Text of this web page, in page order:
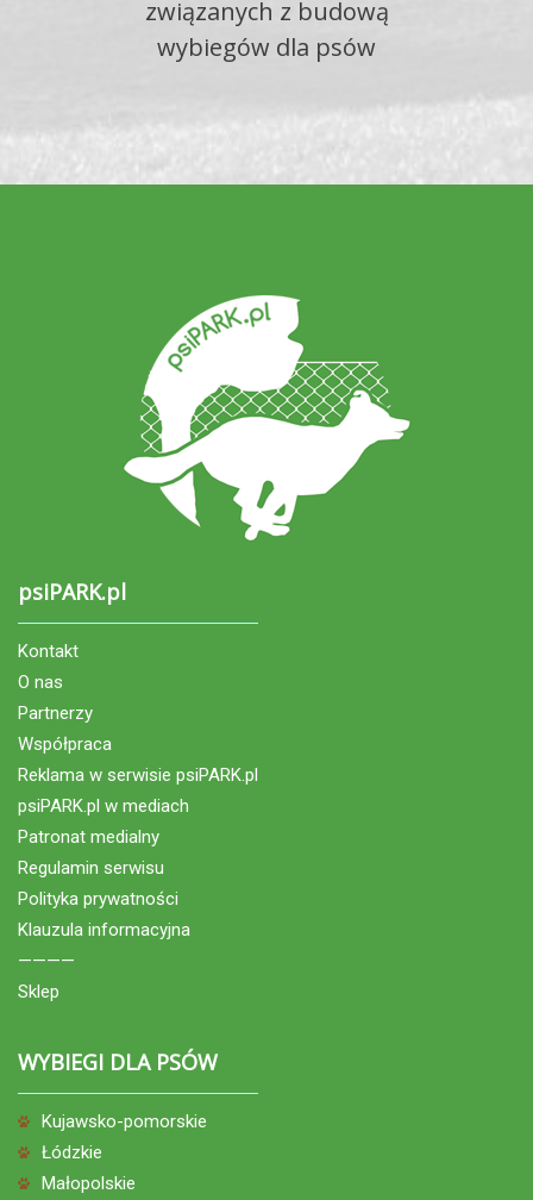
związanych z budową
wybiegów dla psów
psiPARK.pl
Kontakt
O nas
Partnerzy
Współpraca
Reklama w serwisie psiPARK.pl
psiPARK.pl w mediach
Patronat medialny
Regulamin serwisu
Polityka prywatności
Klauzula informacyjna
————
Sklep
WYBIEGI DLA PSÓW
Kujawsko-pomorskie
Łódzkie
Małopolskie